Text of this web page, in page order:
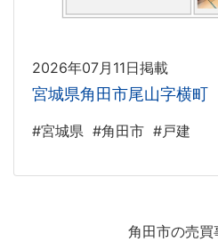
2026年07月11日掲載
宮城県角田市尾山字横町
#宮城県 #角田市 #戸建
角田市の売買